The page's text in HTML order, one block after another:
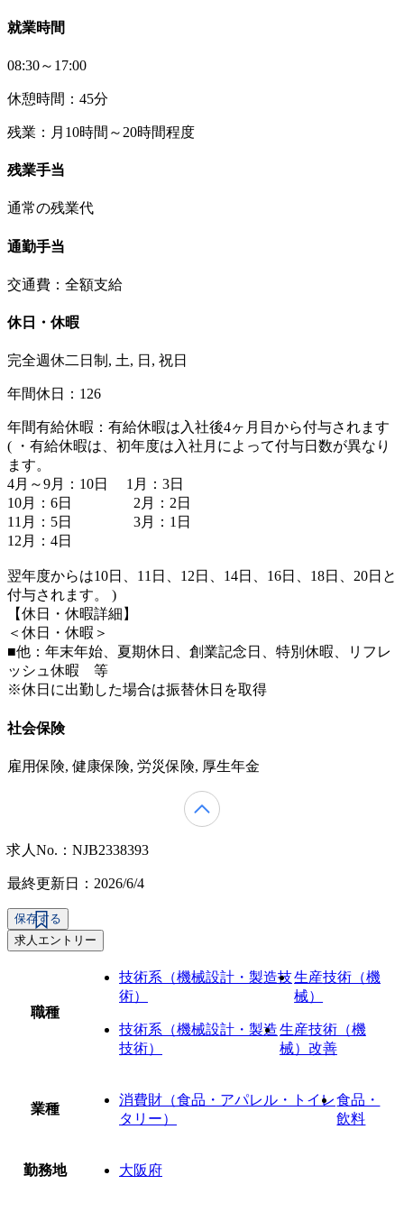
就業時間
08:30～17:00
休憩時間：45分
残業：月10時間～20時間程度
残業手当
通常の残業代
通勤手当
交通費：全額支給
休日・休暇
完全週休二日制, 土, 日, 祝日
年間休日：126
年間有給休暇：有給休暇は入社後4ヶ月目から付与されます
( ・有給休暇は、初年度は入社月によって付与日数が異なり
ます。
4月～9月：10日 1月：3日
10月：6日 2月：2日
11月：5日 3月：1日
12月：4日
翌年度からは10日、11日、12日、14日、16日、18日、20日と
付与されます。 )
【休日・休暇詳細】
＜休日・休暇＞
■他：年末年始、夏期休日、創業記念日、特別休暇、リフレ
ッシュ休暇 等
※休日に出勤した場合は振替休日を取得
社会保険
雇用保険, 健康保険, 労災保険, 厚生年金
求人No.：NJB2338393
最終更新日：2026/6/4
保存する
求人エントリー
職種
技術系（機械設計・製造技
術）
生産技術（機
械）
技術系（機械設計・製造
技術）
生産技術（機
械）改善
業種
消費財（食品・アパレル・トイレ
タリー）
食品・
飲料
勤務地 大阪府